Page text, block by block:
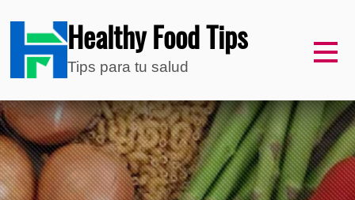
Healthy Food Tips
Tips para tu salud